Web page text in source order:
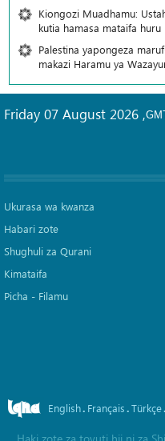
Kiongozi Muadhamu:
kutia hamasa mataifa huru
Palestina yapongeza
makazi Haramu ya
Friday 07 August 2026 ,
Ukurasa wa kwanza
Habari zote
Shughuli za Qurani
Kimataifa
Picha‎ - Filamu‎
English. Français.Türkçe.